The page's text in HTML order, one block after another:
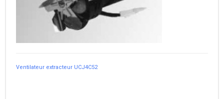
Ventilateur extracteur UCJ4C52